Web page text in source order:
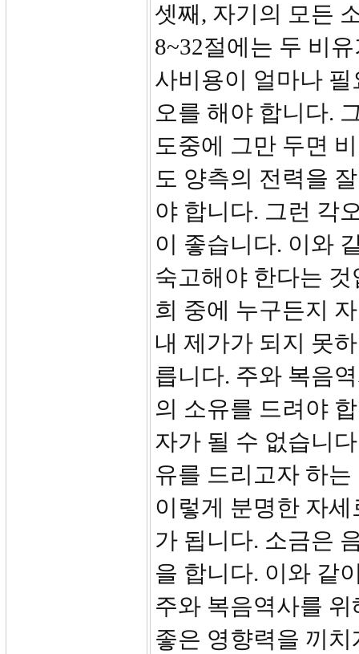
셋째, 자기의 모든
8~32절에는 두 비
사비용이 얼마나
오를 해야 합니다.
도중에 그만 두면
도 양측의 전력을
야 합니다. 그런 각
이 좋습니다. 이와
숙고해야 한다는
희 중에 누구든지
내 제가가 되지 못
릅니다. 주와 복음
의 소유를 드려야
자가 될 수 없습니
유를 드리고자 하
이렇게 분명한 자
가 됩니다. 소금은
을 합니다. 이와 같
주와 복음역사를
좋은 영향력을 끼